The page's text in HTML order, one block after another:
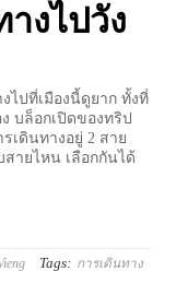
งไปวัง
ไปที่เมืองนี้ดูยาก ทั้งที่
บล็อกเปิดของทริป
เดินทางอยู่ 2 สาย
ายไหน เลือกกันได้
Tags: การเดินทาง